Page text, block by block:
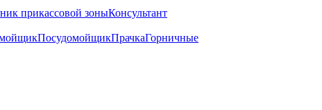
прикассовой зоныКонсультант
ПосудомойщикПрачкаГорничные